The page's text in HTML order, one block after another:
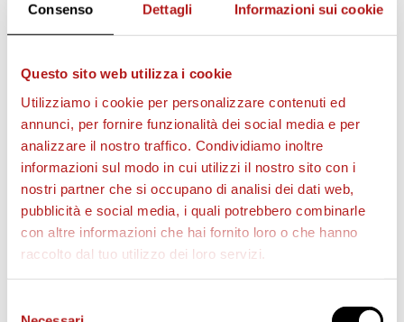
Consenso Dettagli Informazioni sui cookie
Questo sito web utilizza i cookie
Utilizziamo i cookie per personalizzare contenuti ed
annunci, per fornire funzionalità dei social media e per
analizzare il nostro traffico. Condividiamo inoltre
informazioni sul modo in cui utilizzi il nostro sito con i
nostri partner che si occupano di analisi dei dati web,
pubblicità e social media, i quali potrebbero combinarle
con altre informazioni che hai fornito loro o che hanno
raccolto dal tuo utilizzo dei loro servizi.
BIGLIETTI